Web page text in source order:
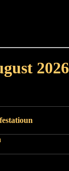
2026